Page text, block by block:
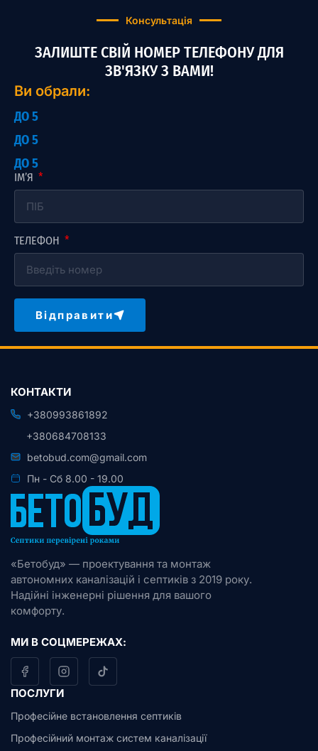
Консультація
ЗАЛИШТЕ СВІЙ НОМЕР ТЕЛЕФОНУ ДЛЯ
ЗВ'ЯЗКУ З ВАМИ!
Ви обрали:
ДО 5
ДО 5
ДО 5
ІМ’Я
ТЕЛЕФОН
Відправити
«Бетобуд» — проектування та монтаж
автономних каналізацій і септиків з 2019 року.
Надійні інженерні рішення для вашого
комфорту.
МИ В СОЦМЕРЕЖАХ:
ПОСЛУГИ
Професійне встановлення септиків
Професійний монтаж систем каналізації
КОНТАКТИ
+380993861892
+380684708133
betobud.com@gmail.com
Пн - Сб 8.00 - 19.00